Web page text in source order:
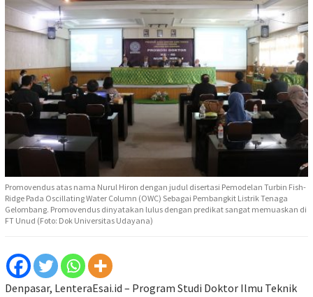
Promovendus atas nama Nurul Hiron dengan judul disertasi Pemodelan Turbin Fish-
Ridge Pada Oscillating Water Column (OWC) Sebagai Pembangkit Listrik Tenaga
Gelombang. Promovendus dinyatakan lulus dengan predikat sangat memuaskan di
FT Unud (Foto: Dok Universitas Udayana)
Denpasar, LenteraEsai.id – Program Studi Doktor Ilmu Teknik